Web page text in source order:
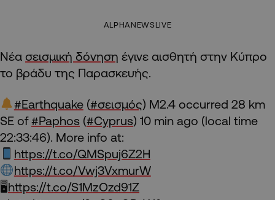
ALPHANEWSLIVE
Νέα σεισμική δόνηση έγινε αισθητή στην Κύπρο
το βράδυ της Παρασκευής.
#Earthquake(#σεισμός) M2.4 occurred 28 km
SE of#Paphos (#Cyprus) 10 min ago (local time
22:33:46). More info at:
https://t.co/QMSpuj6Z2H
https://t.co/Vwj3VxmurW
🖥https://t.co/S1MzOzd91Z